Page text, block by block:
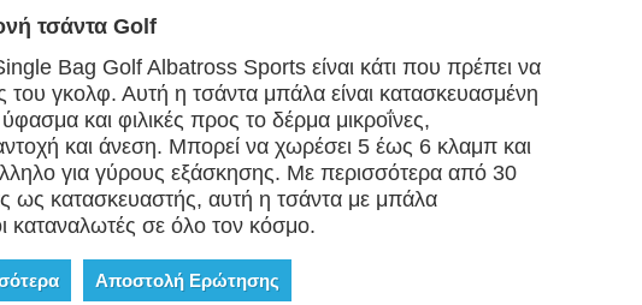
τσάντα Golf
Bag Golf Albatross Sports είναι κάτι που πρέπει να
του γκολφ. Αυτή η τσάντα μπάλα είναι κατασκευασμένη
και φιλικές προς το δέρμα μικροΐνες,
και άνεση. Μπορεί να χωρέσει 5 έως 6 κλαμπ και
για γύρους εξάσκησης. Με περισσότερα από 30
ως κατασκευαστής, αυτή η τσάντα με μπάλα
καταναλωτές σε όλο τον κόσμο.
Αποστολή Ερώτησης